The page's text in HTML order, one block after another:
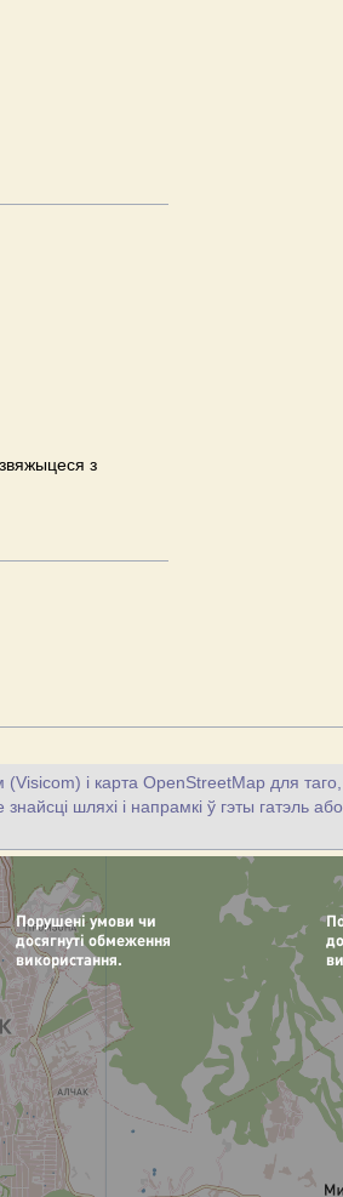
з
і карта OpenStreetMap для таго,
шляхі і напрамкі ў гэты гатэль або